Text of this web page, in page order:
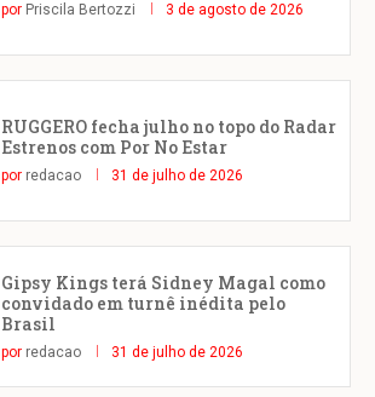
por Priscila Bertozzi 3 de agosto de 2026
RUGGERO fecha julho no topo do Radar
Estrenos com Por No Estar
por redacao 31 de julho de 2026
Gipsy Kings terá Sidney Magal como
convidado em turnê inédita pelo
Brasil
por redacao 31 de julho de 2026